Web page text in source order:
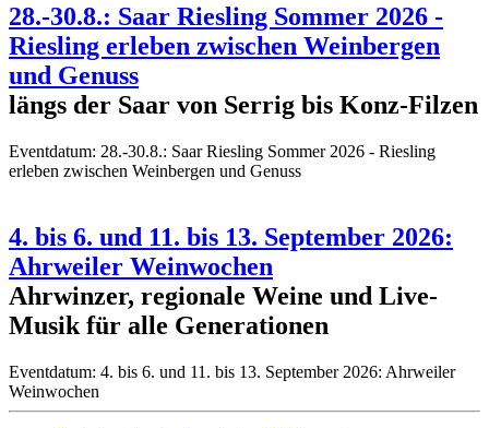
28.-30.8.: Saar Riesling Sommer 2026 -
Riesling erleben zwischen Weinbergen
und Genuss
längs der Saar von Serrig bis Konz-Filzen
Eventdatum: 28.-30.8.: Saar Riesling Sommer 2026 - Riesling
erleben zwischen Weinbergen und Genuss
4. bis 6. und 11. bis 13. September 2026:
Ahrweiler Weinwochen
Ahrwinzer, regionale Weine und Live-
Musik für alle Generationen
Eventdatum: 4. bis 6. und 11. bis 13. September 2026: Ahrweiler
Weinwochen